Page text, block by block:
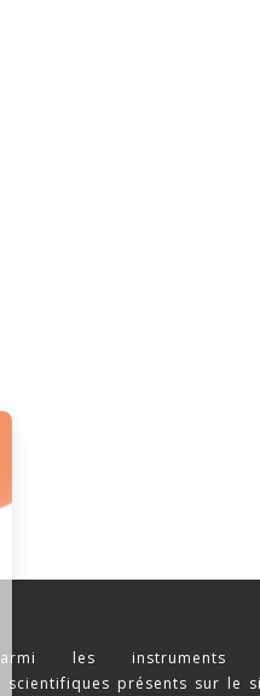
les instruments
scientifiques présents sur le